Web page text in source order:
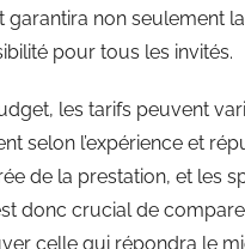
garantira non seulement
pour tous les invités.
les tarifs peuvent
selon l’expérience et
de la prestation, et les
donc crucial de
celle qui répondra le